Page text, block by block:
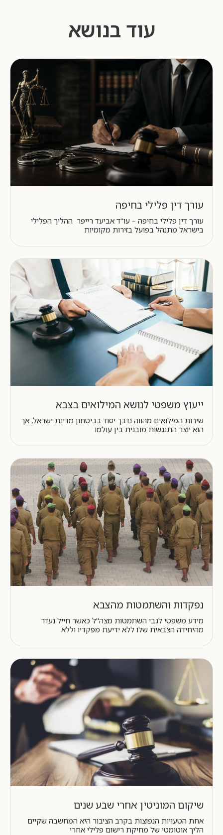
עוד בנושא
עורך דין פלילי בחיפה
עורך דין פלילי בחיפה – עו"ד אביעד רייפר ההליך הפלילי
בישראל מתנהל בפועל בזירות מקומיות
ייעוץ משפטי לנושא המילואים בצבא
שירות המילואים מהווה נדבך יסוד בביטחון מדינת ישראל, אך
הוא יוצר התנגשות מובנית בין עולמו
נפקדות והשתמטות מהצבא
מידע משפטי לגבי השתמטות מצה"ל כאשר חייל נעדר
מהיחידה הצבאית שלו ללא ידיעת מפקדיו וללא
שיקום המוניטין אחרי שבע שנים
אחת הטעויות הנפוצות בקרב הציבור היא המחשבה שקיים
הליך אוטומטי של מחיקת רישום פלילי אחרי